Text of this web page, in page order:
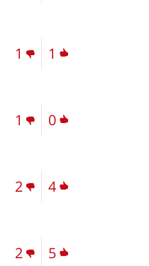
1
1
0
1
4
2
5
2